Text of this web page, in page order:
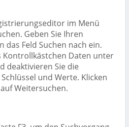
im Menü
Geben Sie Ihren
das Feld Suchen nach ein.
Kontrollkästchen Daten unter
deaktivieren Sie die
und Werte. Klicken
Weitersuchen.